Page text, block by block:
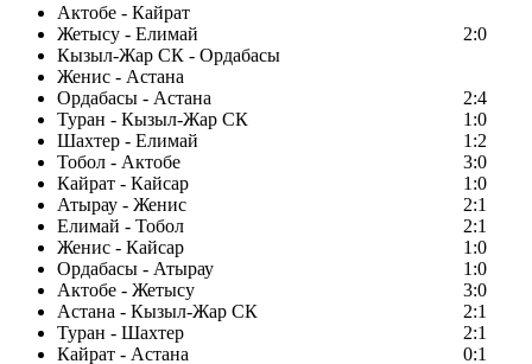
Актобе - Кайрат
Жетысу - Елимай
2:0
Кызыл-Жар СК - Ордабасы
Женис - Астана
Ордабасы - Астана
2:4
Туран - Кызыл-Жар СК
1:0
Шахтер - Елимай
1:2
Тобол - Актобе
3:0
Кайрат - Кайсар
1:0
Атырау - Женис
2:1
Елимай - Тобол
2:1
Женис - Кайсар
1:0
Ордабасы - Атырау
1:0
Актобе - Жетысу
3:0
Астана - Кызыл-Жар СК
2:1
Туран - Шахтер
2:1
Кайрат - Астана
0:1